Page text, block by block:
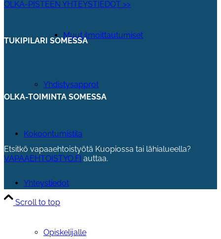
Muut ilmoittautumiset
Yhdistysapprot
Kokoontumistila
Yhteystiedot
Opiskelijalle
OLKA-PISTEEN YHTEYSTIEDOT >>
TUKIPILARI SOMESSA
OLKA-TOIMINTA SOMESSA
Etsitkö vapaaehtoistyötä Kuopiossa tai lähialueella?
VAPAAEHTOISTYO.FI auttaa.
Scroll to top